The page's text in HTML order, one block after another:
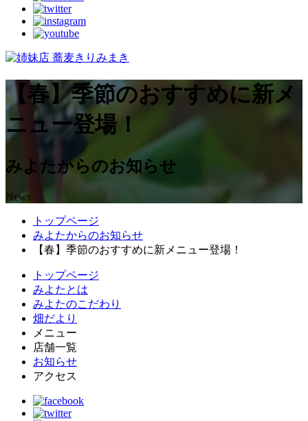
【春】季節のおすすめに新メ
ニュー登場！
みよたからのお知らせ
News
トップページ
みよたからのお知らせ
【春】季節のおすすめに新メニュー登場！
トップページ
みよたとは
みよたのこだわり
畑だより
メニュー
店舗一覧
お知らせ
アクセス